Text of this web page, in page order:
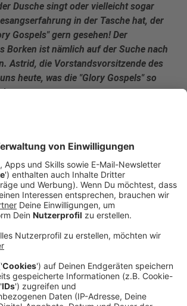
Dusche singt oder vielleicht sogar
in der Tasche hat, der
Gospels" gern gesehen! Der
Borken ist nämlich auf der Suche nach
Astrid, die Vorstandsvorsitzende des
heute, was die "Glory Gospels" so
Singen hat, ist hier herzlich
Gospels" stehen nicht nur peppige
auch bekannte Popsongs aus
dem Programm! Derzeit setzt sich der